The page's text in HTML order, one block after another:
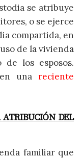
se atribuye
o se ejerce
compartida, en
de la vivienda
los esposos.
una reciente
ATRIBUCIÓN DEL
familiar que